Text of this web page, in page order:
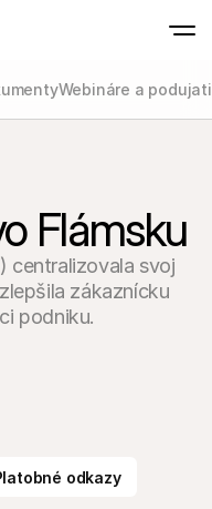
Prijímajte platby
terminálov a
Pokladňa
Ponúknite checkout
Opakujúce sa
Zbierajte opakované
agentúr
Webináre a
Flámsku
centralizovala svoj
zákaznícku
podniku.
odkazy